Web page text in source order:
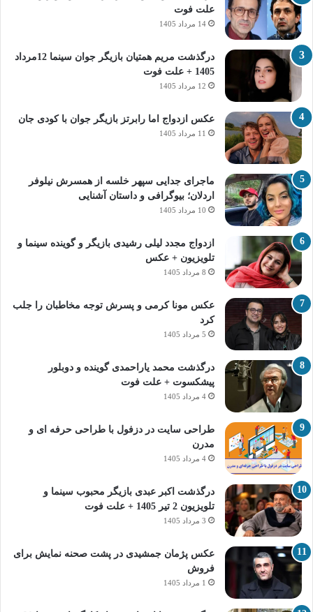
علت فوت
14 مرداد 1405
درگذشت مریم همتیان بازیگر جوان سینما 12مرداد
1405 + علت فوت
12 مرداد 1405
عکس ازدواج اما رابرتز بازیگر جوان با کودی جان
11 مرداد 1405
ماجرای جدایی سپهر خلسه از همسرش نیلوفر
اردلان؛ بیوگرافی و داستان آشنایی
10 مرداد 1405
ازدواج مجدد لیلی رشیدی بازیگر و گوینده سینما و
تلویزیون + عکس
8 مرداد 1405
عکس مونا کرمی و پسرش توجه مخاطبان را جلب
کرد
5 مرداد 1405
درگذشت محمد یاراحمدی گوینده و دوبلور
پیشکسوت + علت فوت
4 مرداد 1405
طراحی سایت در دزفول با طراحی حرفه‌ ای و
مدرن
4 مرداد 1405
درگذشت اکبر عبدی بازیگر محبوب سینما و
تلویزیون 2 تیر 1405 + علت فوت
3 مرداد 1405
عکس پژمان جمشیدی در پشت صحنه نمایش برای
فروش
1 مرداد 1405